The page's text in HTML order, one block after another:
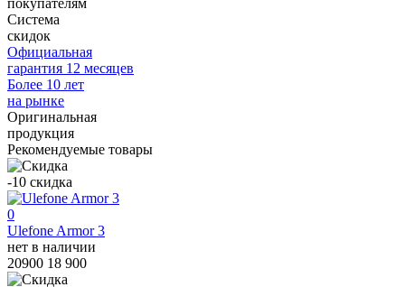
покупателям
Система
скидок
Официальная
гарантия 12 месяцев
Более 10 лет
на рынке
Оригинальная
продукция
Рекомендуемые товары
-10 скидка
0
Ulefone Armor 3
нет в наличии
20900 18 900